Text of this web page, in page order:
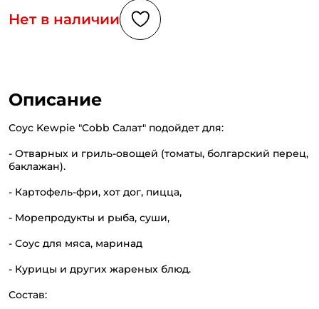
Нет в наличии
Описание
Соус Kewpie "Cobb Салат" подойдет для:
- Отварных и гриль-овощей (томаты, болгарский перец,
баклажан).
- Картофель-фри, хот дог, пицца,
- Морепродукты и рыба, суши,
- Соус для мяса, маринад
- Курицы и других жареных блюд.
Состав: